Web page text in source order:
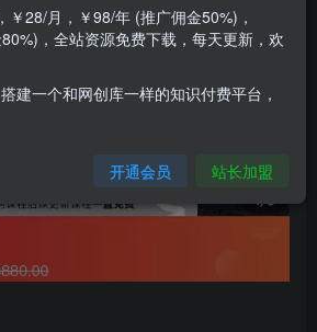
￥28/月，￥98/年 (推广佣金50%)，
，全站资源免费下载，每天更新，欢
建一个和网创库一样的知识付费平台，
开通会员 站长加盟